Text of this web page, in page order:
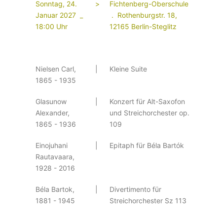
Sonntag, 24.
Januar 2027 _
18:00 Uhr
>
Fichtenberg-Oberschule
. Rothenburgstr. 18,
12165 Berlin-Steglitz
Nielsen Carl,
1865 - 1935
Kleine Suite
Glasunow
Alexander,
1865 - 1936
Konzert für Alt-Saxofon
und Streichorchester op.
109
Einojuhani
Rautavaara,
1928 - 2016
Epitaph für Béla Bartók
Béla Bartok,
1881 - 1945
Divertimento für
Streichorchester Sz 113